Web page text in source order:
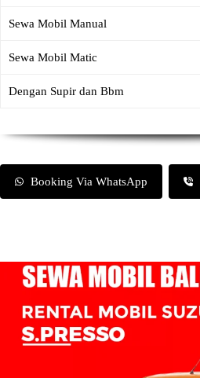
Sewa Mobil Manual
Sewa Mobil Matic
Dengan Supir dan Bbm
Booking Via WhatsApp